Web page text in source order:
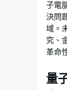
子電
決問
域。
究、
革命
量